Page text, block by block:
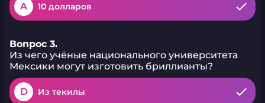
A 10 долларов
Вопрос 3.
Из чего учёные национального университета
Мексики могут изготовить бриллианты?
D Из текилы